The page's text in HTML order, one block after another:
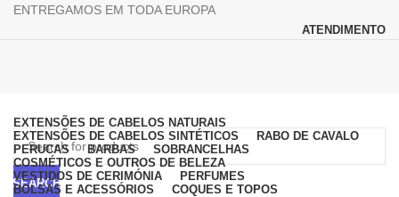
ENTREGAMOS EM TODA EUROPA
ATENDIMENTO
SEARCH
EXTENSÕES DE CABELOS NATURAIS
EXTENSÕES DE CABELOS SINTÉTICOS
RABO DE CAVALO
PERUCAS
BARBAS
SOBRANCELHAS
COSMÉTICOS E OUTROS DE BELEZA
VESTIDOS DE CERIMÓNIA
PERFUMES
BOLSAS E ACESSÓRIOS
COQUES E TOPOS